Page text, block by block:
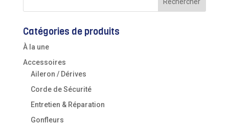
Catégories de produits
À la une
Accessoires
Aileron / Dérives
Corde de Sécurité
Entretien & Réparation
Gonfleurs